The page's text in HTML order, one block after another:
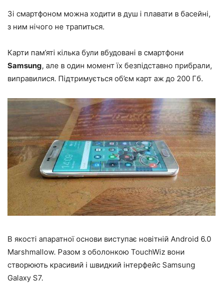
Зі смартфоном можна ходити в душ і плавати в басейні,
з ним нічого не трапиться.
Карти пам’яті кілька були вбудовані в смартфони
Samsung, але в один момент їх безпідставно прибрали,
виправилися. Підтримується об’єм карт аж до 200 Гб.
В якості апаратної основи виступає новітній Android 6.0
Marshmallow. Разом з оболонкою TouchWiz вони
створюють красивий і швидкий інтерфейс Samsung
Galaxy S7.